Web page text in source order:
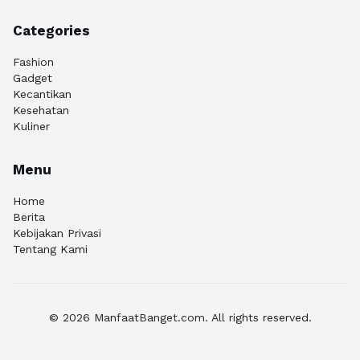
Categories
Fashion
Gadget
Kecantikan
Kesehatan
Kuliner
Menu
Home
Berita
Kebijakan Privasi
Tentang Kami
© 2026 ManfaatBanget.com. All rights reserved.